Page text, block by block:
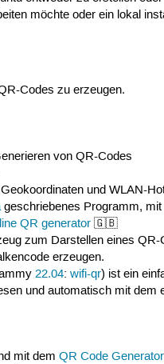
möchte oder ein lokal
Codes zu erzeugen.
von QR-Codes
und WLAN-
geschriebenes Programm,
QR generator🇬🇧
zum Darstellen eines QR-
erzeugen.
22.04: wifi-qr) ist ein
und automatisch mit dem
mit dem QR Code Generator